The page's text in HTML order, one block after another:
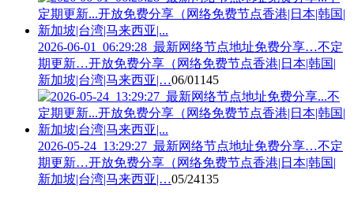
2026-06-01_06:29:28_最新网络节点地址免费分享…不定
期更新…开放免费分享（网络免费节点香港|日本|韩国|
新加坡|台湾|马来西亚|…06/01 145
2026-05-24_13:29:27_最新网络节点地址免费分享…不定
期更新…开放免费分享（网络免费节点香港|日本|韩国|
新加坡|台湾|马来西亚|…05/24135